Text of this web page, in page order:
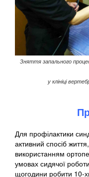
Зняття запального
у клініці
Для профілактики
активний спосіб
використанням
умовах сидячої
щогодини робити 10-